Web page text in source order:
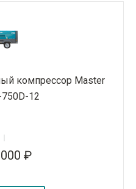
компрессор Master
12
₽